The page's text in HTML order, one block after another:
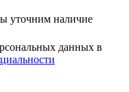
уточним наличие
данных в